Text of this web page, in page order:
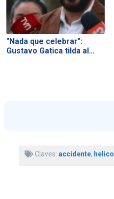
"Nada que celebrar":
Gustavo Gatica tilda al…
Claves: accidente,